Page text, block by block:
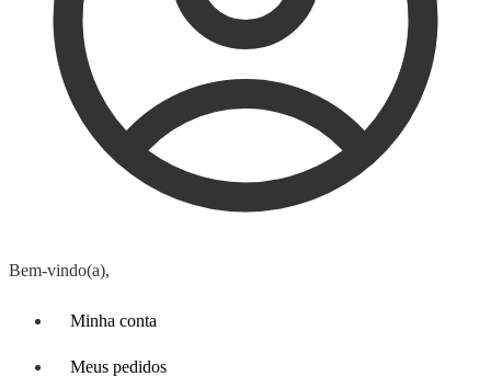
Bem-vindo(a),
Minha conta
Meus pedidos